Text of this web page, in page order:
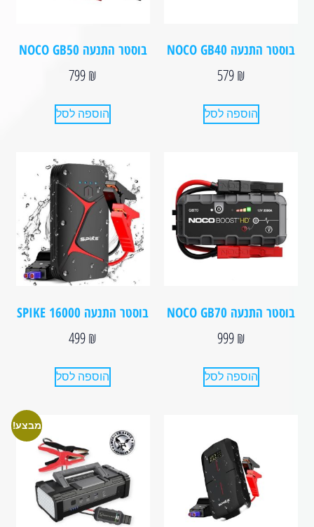
בוסטר התנעה NOCO GB40
579₪
הוספה לסל
בוסטר התנעה NOCO GB50⁩
799₪
הוספה לסל
בוסטר התנעה NOCO GB70
999₪
הוספה לסל
בוסטר התנעה SPIKE 16000⁩
499₪
הוספה לסל
מבצע!